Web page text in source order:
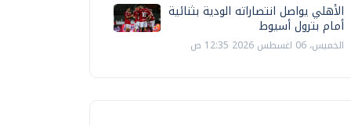
الأهلي يواصل انتصاراته الودية بثنائية
أمام بترول أسيوط
الخميس، 06 اغسطس 2026 12:35 ص